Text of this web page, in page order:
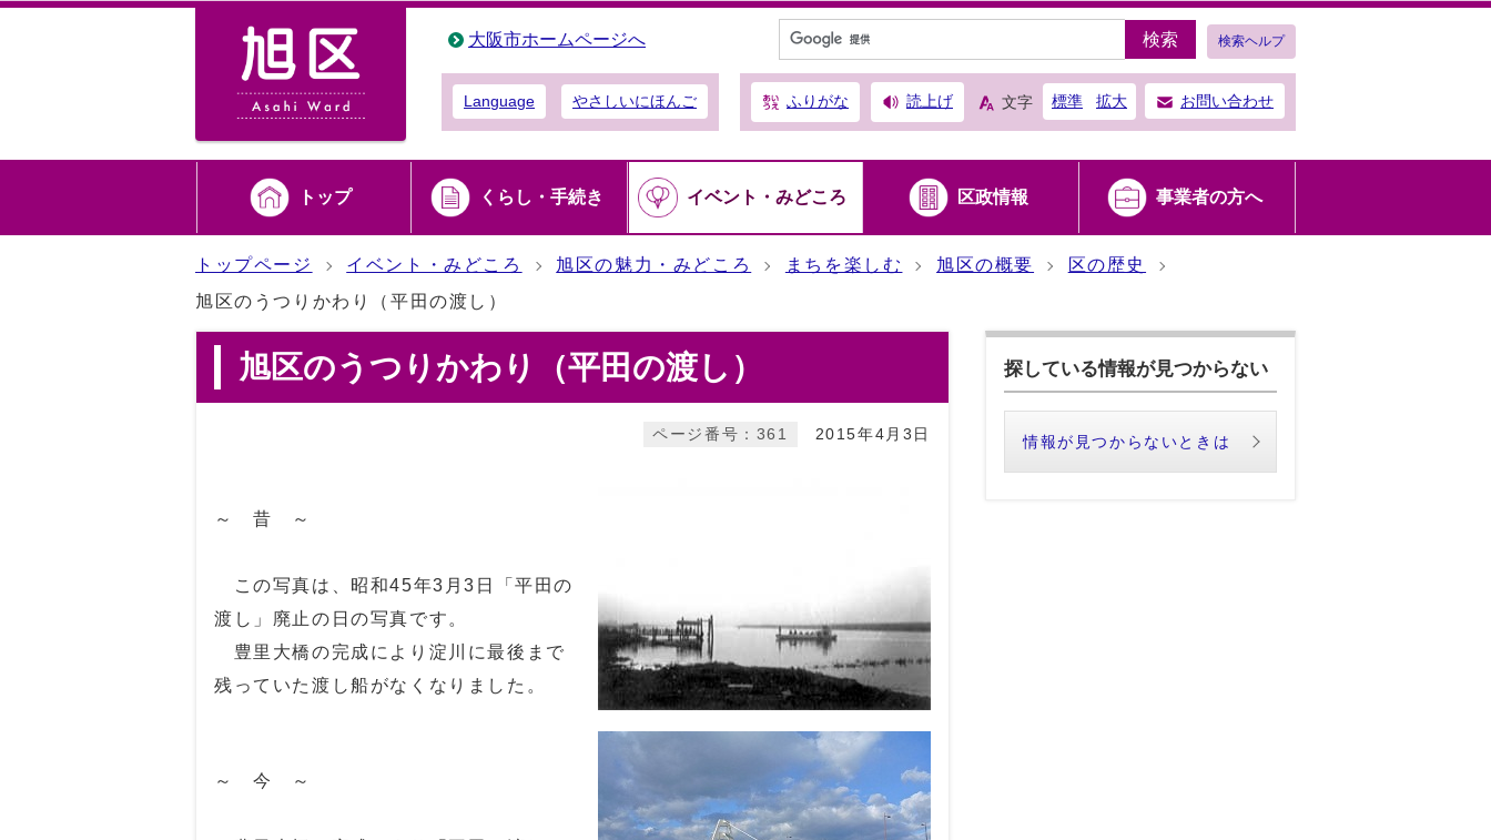
大阪市ホームページへ 検索 検索ヘルプ
Language やさしいにほんご ふりがな 読上げ 文字 標準 拡大 お問い合わせ
トップ くらし・手続き イベント・みどころ 区政情報 事業者の方へ
トップページ イベント・みどころ 旭区の魅力・みどころ まちを楽しむ 旭区の概要
区の歴史
旭区のうつりかわり（平田の渡し）
旭区のうつりかわり（平田の渡し）
2015年4月3日
ページ番号：361
～ 昔 ～
この写真は、昭和45年3月3日「平田の
渡し」廃止の日の写真です。
豊里大橋の完成により淀川に最後まで
残っていた渡し船がなくなりました。
～ 今 ～
探している情報が見つからない
情報が見つからないときは